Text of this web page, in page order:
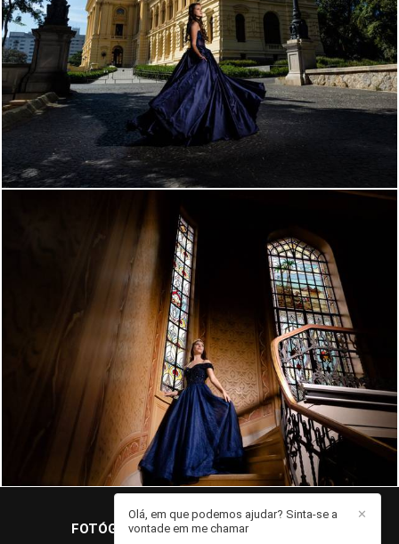
292 0
3625 47
FOTÓGRAFO JOHN EDGARD
✕
Olá, em que podemos ajudar? Sinta-se a
vontade em me chamar